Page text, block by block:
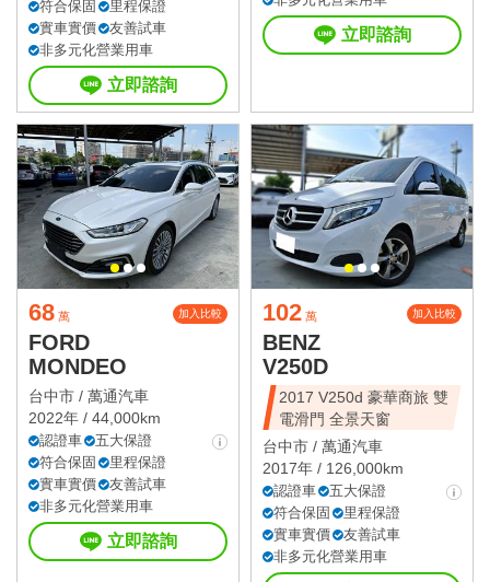
符合保固
里程保證
實車實價
友善試車
非多元化營業用車
立即諮詢
立即諮詢
68 萬 加入比較
FORD
MONDEO
台中市 / 萬通汽車
2022年 / 44,000km
認證車
五大保證
符合保固
里程保證
實車實價
友善試車
非多元化營業用車
立即諮詢
102 萬 加入比較
BENZ
V250D
2017 V250d 豪華商旅 雙
電滑門 全景天窗
台中市 / 萬通汽車
2017年 / 126,000km
認證車
五大保證
符合保固
里程保證
實車實價
友善試車
非多元化營業用車